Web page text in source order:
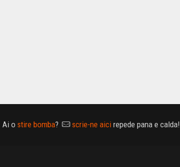
Ai o stire bomba? scrie-ne aicirepede pana e calda!